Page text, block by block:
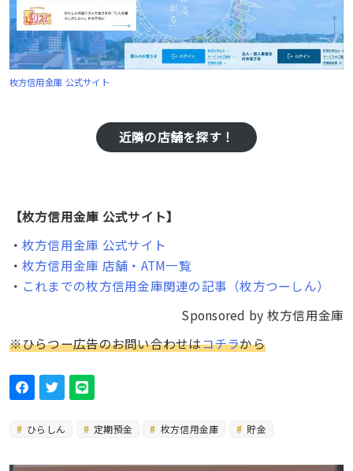
枚方信用金庫 公式サイト
近隣の店舗を探す！
【枚方信用金庫 公式サイト】
・ 枚方信用金庫 公式サイト
・ 枚方信用金庫 店舗・ATM一覧
・ これまでの枚方信用金庫関連の記事（枚方つーしん）
Sponsored by 枚方信用金庫
※ひらつー広告のお問い合わせはコチラから
ひらしん 定期預金 枚方信用金庫 貯金